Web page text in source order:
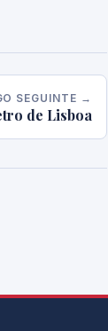
SEGUINTE →
de Lisboa